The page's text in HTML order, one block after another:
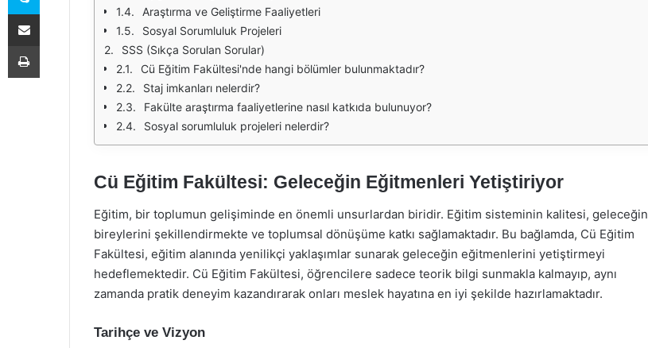
Araştırma ve Geliştirme Faaliyetleri
Sosyal Sorumluluk Projeleri
SSS (Sıkça Sorulan Sorular)
Cü Eğitim Fakültesi'nde hangi bölümler bulunmaktadır?
Staj imkanları nelerdir?
Fakülte araştırma faaliyetlerine nasıl katkıda bulunuyor?
Sosyal sorumluluk projeleri nelerdir?
Cü Eğitim Fakültesi: Geleceğin Eğitmenleri Yetiştiriyor
Eğitim, bir toplumun gelişiminde en önemli unsurlardan biridir. Eğitim sisteminin kalitesi, geleceğin
bireylerini şekillendirmekte ve toplumsal dönüşüme katkı sağlamaktadır. Bu bağlamda, Cü Eğitim
Fakültesi, eğitim alanında yenilikçi yaklaşımlar sunarak geleceğin eğitmenlerini yetiştirmeyi
hedeflemektedir. Cü Eğitim Fakültesi, öğrencilere sadece teorik bilgi sunmakla kalmayıp, aynı
zamanda pratik deneyim kazandırarak onları meslek hayatına en iyi şekilde hazırlamaktadır.
Tarihçe ve Vizyon
E-Posta ile paylaş